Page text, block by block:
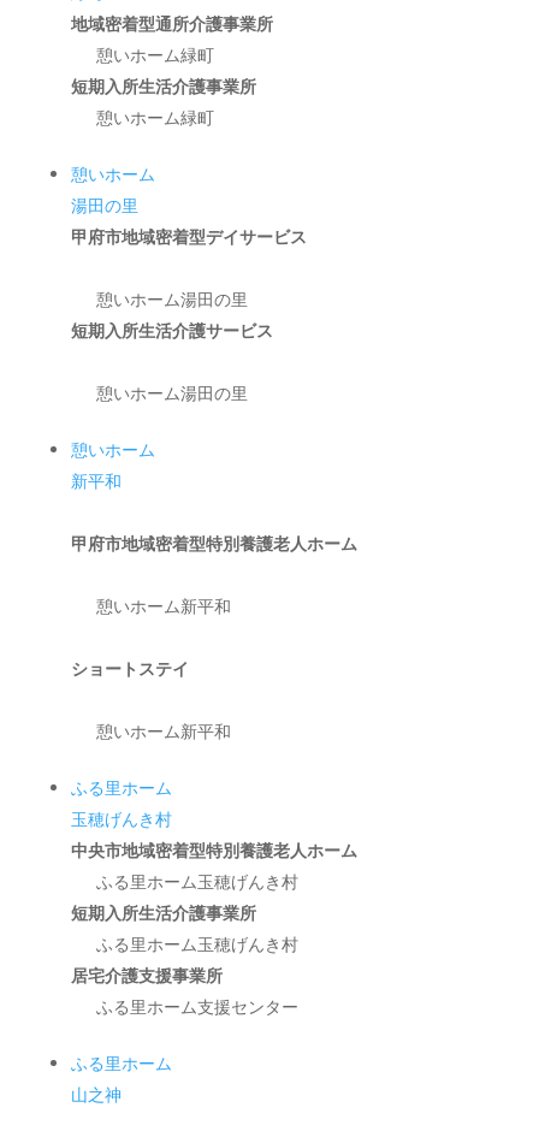
地域密着型通所介護事業所
憩いホーム緑町
短期入所生活介護事業所
憩いホーム緑町
憩いホーム
湯田の里
甲府市地域密着型デイサービス
憩いホーム湯田の里
短期入所生活介護サービス
憩いホーム湯田の里
憩いホーム
新平和
甲府市地域密着型特別養護老人ホーム
憩いホーム新平和
ショートステイ
憩いホーム新平和
ふる里ホーム
玉穂げんき村
中央市地域密着型特別養護老人ホーム
ふる里ホーム玉穂げんき村
短期入所生活介護事業所
ふる里ホーム玉穂げんき村
居宅介護支援事業所
ふる里ホーム支援センター
ふる里ホーム
山之神